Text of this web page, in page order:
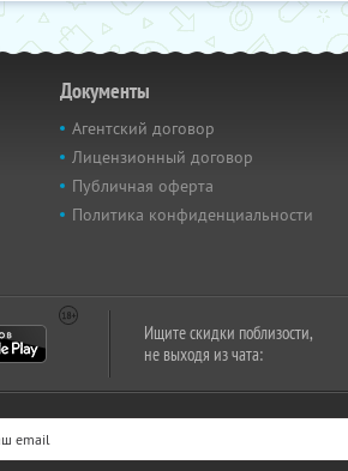
Документы
Агентский договор
Лицензионный договор
Публичная оферта
Политика конфиденциальности
Ищите скидки поблизости,
не выходя из чата: